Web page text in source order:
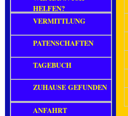
HELFEN?
VERMITTLUNG
PATENSCHAFTEN
TAGEBUCH
ZUHAUSE GEFUNDEN
ANFAHRT